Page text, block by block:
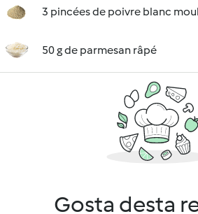
3 pincées de poivre blanc
50 g de parmesan râpé
Gosta desta